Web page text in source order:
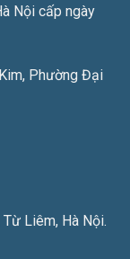
Nội cấp ngày
Phường Đại
Liêm, Hà Nội.